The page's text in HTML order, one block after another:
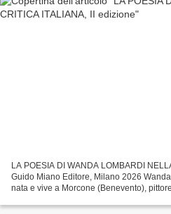
LA POESIA DI WANDA LOMBARDI
Guido Miano Editore, Milano 2026
nata e vive a Morcone (Benevento),